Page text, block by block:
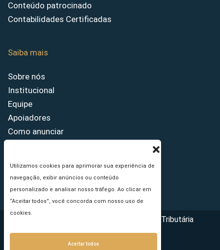
Utilizamos cookies para aprimorar sua experiência de
navegação, exibir anúncios ou conteúdo
personalizado e analisar nosso tráfego. Ao clicar em
“Aceitar todos”, você concorda com nosso uso de
cookies.
Aceitar todos
Conteúdo patrocinado
Contabilidades Certificadas
Saiba mais
Sobre nós
Institucional
Equipe
Apoiadores
Como anunciar
Princípios Editoriais
Copyright © 2026 - Portal da Reforma Tributária